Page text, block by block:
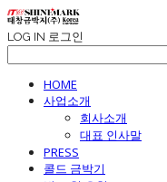
LOG IN 로그인
HOME
사업소개
회사소개
대표 인사말
PRESS
콜드 금박기